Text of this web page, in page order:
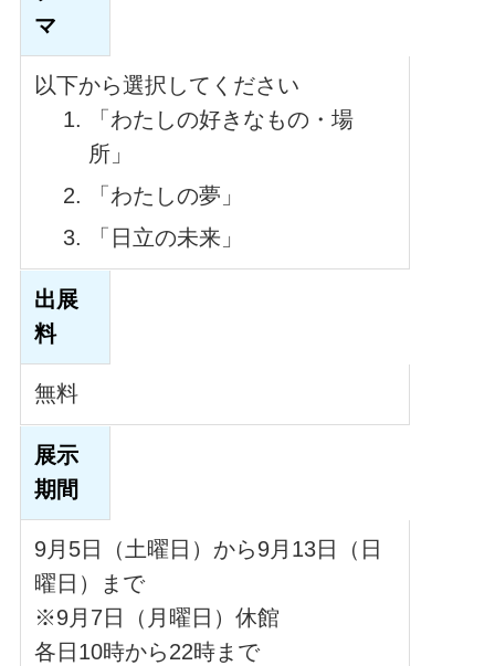
マ
以下から選択してください
「わたしの好きなもの・場
所」
「わたしの夢」
「日立の未来」
出展
料
無料
展示
期間
9月5日（土曜日）から9月13日（日
曜日）まで
※9月7日（月曜日）休館
各日10時から22時まで